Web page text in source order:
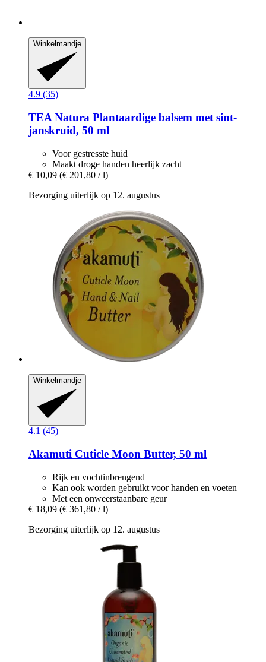
Winkelmandje
4.9 (35)
TEA Natura Plantaardige balsem met sint-​
janskruid, 50 ml
Voor gestresste huid
Maakt droge handen heerlijk zacht
€ 10,09 (€ 201,80 / l)
Bezorging uiterlijk op 12. augustus
Winkelmandje
4.1 (45)
Akamuti Cuticle Moon Butter, 50 ml
Rijk en vochtinbrengend
Kan ook worden gebruikt voor handen en voeten
Met een onweerstaanbare geur
€ 18,09 (€ 361,80 / l)
Bezorging uiterlijk op 12. augustus